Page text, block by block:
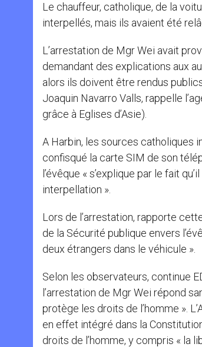
Le chauffeur, catholique, de la
interpellés, mais ils avaient été
L’arrestation de Mgr Wei avait
demandant des explications aux
alors ils doivent être rendus
Joaquin Navarro Valls, rappelle
grâce à Eglises d’Asie).
A Harbin, les sources catholiques
confisqué la carte SIM de son
l’évêque « s’explique par le fait
interpellation ».
Lors de l’arrestation, rapporte
de la Sécurité publique envers
deux étrangers dans le véhicule ».
Selon les observateurs, continue
l’arrestation de Mgr Wei répond
protège les droits de l’homme ».
en effet intégré dans la
droits de l’homme, y compris « la